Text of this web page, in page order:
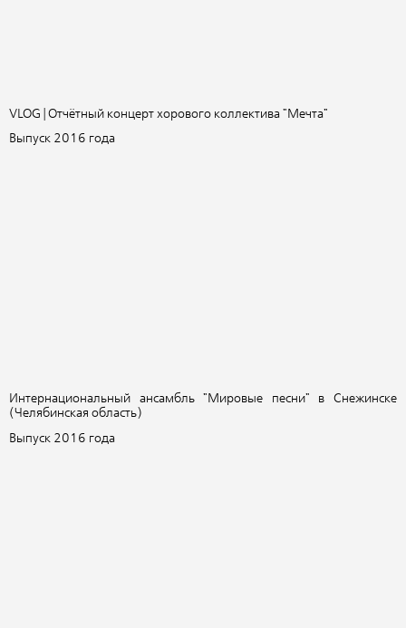
VLOG | Отчётный концерт хорового коллектива "Мечта"
Выпуск 2016 года
Интернациональный ансамбль "Мировые песни" в Снежинске
(Челябинская область)
Выпуск 2016 года